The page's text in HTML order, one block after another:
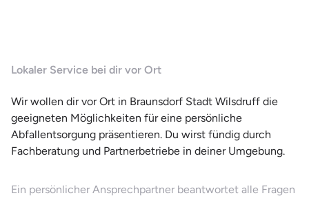
Lokaler Service bei dir vor Ort
Wir wollen dir vor Ort in Braunsdorf Stadt Wilsdruff die
geeigneten Möglichkeiten für eine persönliche
Abfallentsorgung präsentieren. Du wirst fündig durch
Fachberatung und Partnerbetriebe in deiner Umgebung.
Ein persönlicher Ansprechpartner beantwortet alle Fragen